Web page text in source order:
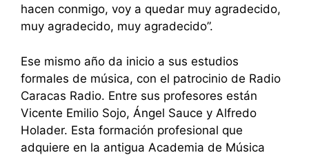
hacen conmigo, voy a quedar muy agradecido,
muy agradecido, muy agradecido”.
Ese mismo año da inicio a sus estudios
formales de música, con el patrocinio de Radio
Caracas Radio. Entre sus profesores están
Vicente Emilio Sojo, Ángel Sauce y Alfredo
Holader. Esta formación profesional que
adquiere en la antigua Academia de Música